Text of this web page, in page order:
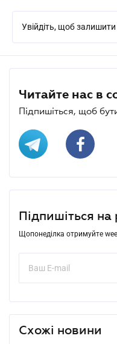
Увійдіть, щоб
Читайте нас в
Підпишіться, щоб
Підпишіться на
Щопонеділка отримуйте
Схожі новини